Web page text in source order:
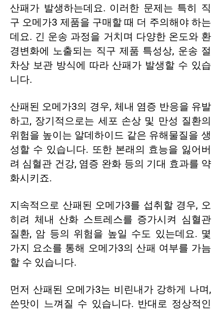
산패가 발생하는데요. 이러한 문제는 특히 직
구 오메가3 제품을 구매할 때 더 주의해야 하는
데요. 긴 운송 과정을 거치며 다양한 온도와 환
경변화에 노출되는 직구 제품 특성상, 운송 절
차상 보관 방식에 따라 산패가 발생할 수 있습
니다.
산패된 오메가3의 경우, 체내 염증 반응을 유발
하고, 장기적으로는 세포 손상 및 만성 질환의
위험을 높이는 알데하이드 같은 유해물질을 생
성할 수 있습니다. 또한 본래의 효능을 잃어버
려 심혈관 건강, 염증 완화 등의 기대 효과를 약
화시키죠.
지속적으로 산패된 오메가3를 섭취할 경우, 오
히려 체내 산화 스트레스를 증가시켜 심혈관
질환, 암 등의 위험을 높일 수도 있는데요. 몇
가지 요소를 통해 오메가3의 산패 여부를 가늠
할 수 있습니다.
먼저 산패된 오메가3는 비린내가 강하게 나며,
쓴맛이 느껴질 수 있습니다. 반대로 정상적인